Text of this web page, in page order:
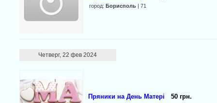
город: Борисполь | 71
Четверг, 22 фев 2024
Пряники на День Матері 50 грн.